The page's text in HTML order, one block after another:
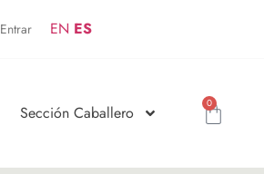
Entrar EN ES
Sección Caballero 0